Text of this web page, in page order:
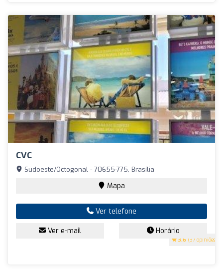
CVC
3.6 (37 opiniões)
Sudoeste/Octogonal - 70655-775, Brasília
Mapa
Ver telefone
Ver e-mail Horário